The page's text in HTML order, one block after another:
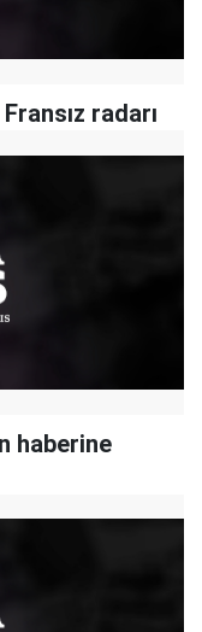
radarı
haberine